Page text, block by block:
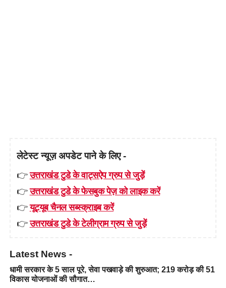
लेटेस्ट न्यूज़ अपडेट पाने के लिए -
👉उत्तराखंड टुडे के वाट्सऐप ग्रुप से जुड़ें
👉उत्तराखंड टुडे के फेसबुक पेज़ को लाइक करें
👉यूट्यूब चैनल सब्स्क्राइब करें
👉उत्तराखंड टुडे के टेलीग्राम ग्रुप से जुड़ें
Latest News -
धामी सरकार के 5 साल पूरे, सेवा पखवाड़े की शुरुआत; 219 करोड़ की 51
विकास योजनाओं की सौगात…